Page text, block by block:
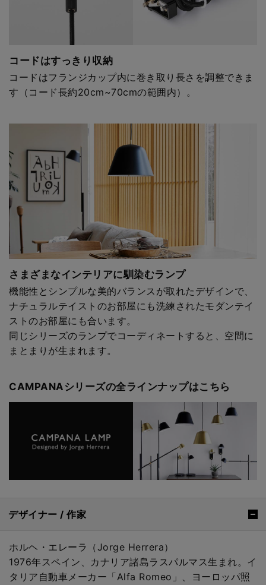
コードはすっきり収納
コードはフランジカップ内に巻き取り長さを調整できま
す（コード長約20cm~70cmの範囲内）。
さまざまなインテリアに馴染むランプ
機能性とシンプルな美的バランスが取れたデザインで、
ナチュラルテイストのお部屋にも洗練されたモダンテイ
ストのお部屋にも合います。
同じシリーズのランプでコーディネートすると、空間に
まとまりが生まれます。
CAMPANAシリーズの全ラインナップはこちら
デザイナー / 作家
ホルヘ・エレーラ（Jorge Herrera）
1976年スペイン、カナリア諸島ラスパルマス生まれ。イ
タリア自動車メーカー「Alfa Romeo」、ヨーロッパ照